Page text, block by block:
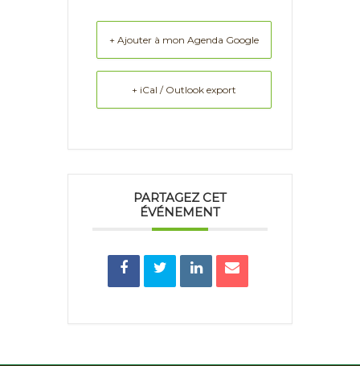
+ Ajouter à mon Agenda Google
+ iCal / Outlook export
PARTAGEZ CET
ÉVÉNEMENT